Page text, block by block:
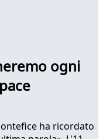
ogni
ha ricordato